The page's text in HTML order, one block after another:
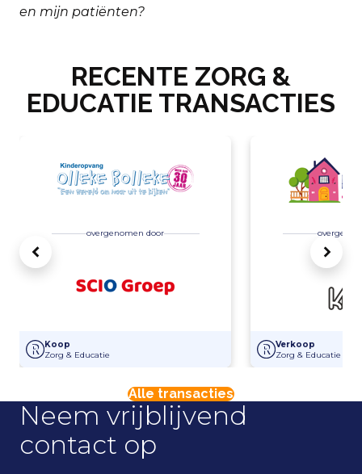
en mijn patiënten?
RECENTE ZORG &
EDUCATIE TRANSACTIES
overgenomen door
SCIO Groep heeft de activa in Kinderopvang Olleke Bolleke
Koop
Zorg & Educatie
Overname
Verkoop
Zorg & Educatie
Vorige
Alle transacties
Neem vrijblijvend
contact op